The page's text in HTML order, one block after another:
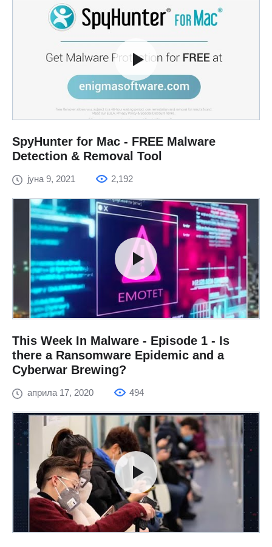
SpyHunter for Mac - FREE Malware
Detection & Removal Tool
јуна 9, 2021 2,192
This Week In Malware - Episode 1 - Is
there a Ransomware Epidemic and a
Cyberwar Brewing?
априла 17, 2020 494